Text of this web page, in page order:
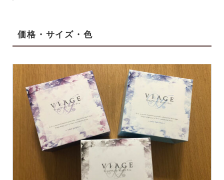
価格・サイズ・色